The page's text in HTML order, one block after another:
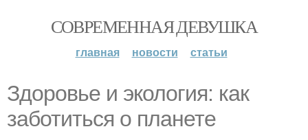
СОВРЕМЕННАЯ ДЕВУШКА
главная новости статьи
Здоровье и экология: как
заботиться о планете